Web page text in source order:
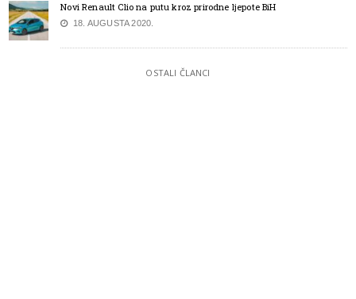
Novi Renault Clio na putu kroz prirodne ljepote BiH
18. AUGUSTA 2020.
OSTALI ČLANCI